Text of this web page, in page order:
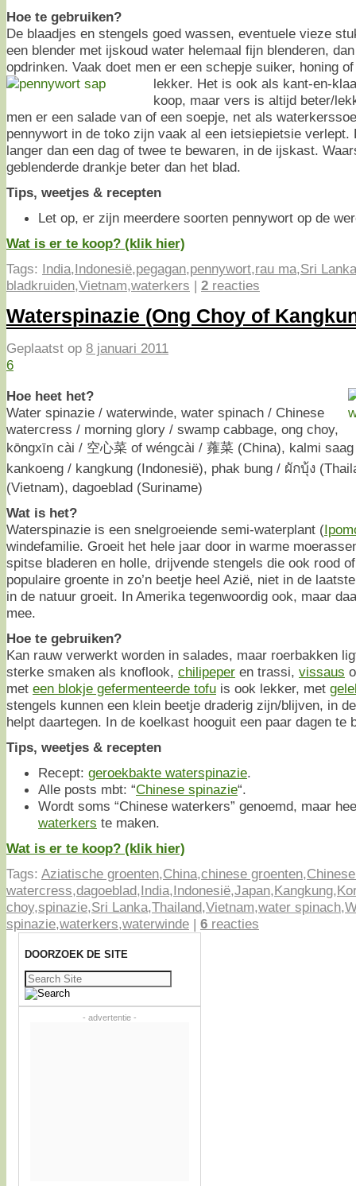
Hoe te gebruiken?
De blaadjes en stengels goed wassen, eventuele vieze
een blender met ijskoud water helemaal fijn blenderen,
opdrinken. Vaak doet men er een schepje suiker, honing
lekker. Het is ook als kant-en-
koop, maar vers is altijd beter/
men er een salade van of een soepje, net als
pennywort in de toko zijn vaak al een ietsiepietsie verlept.
langer dan een dag of twee te bewaren, in de ijskast.
geblenderde drankje beter dan het blad.
Tips, weetjes & recepten
Let op, er zijn meerdere soorten pennywort op de
Wat is er te koop? (klik hier)
Tags: India,Indonesië,pegagan,pennywort,rau ma,Sri Lanka
bladkruiden,Vietnam,waterkers | 2 reacties
Waterspinazie (Ong Choy of
Geplaatst op 8 januari 2011
6
Hoe heet het?
Water spinazie / waterwinde, water spinach / Chinese
watercress / morning glory / swamp cabbage, ong choy,
kōngxīn cài / 空心菜 of wéngcài / 蕹菜 (China), kalmi
kankoeng / kangkung (Indonesië), phak bung / ผักบุ้ง
(Vietnam), dagoeblad (Suriname)
Wat is het?
Waterspinazie is een snelgroeiende semi-waterplant (
windefamilie. Groeit het hele jaar door in warme
spitse bladeren en holle, drijvende stengels die ook rood
populaire groente in zo’n beetje heel Azië, niet in de
in de natuur groeit. In Amerika tegenwoordig ook, maar
mee.
Hoe te gebruiken?
Kan rauw verwerkt worden in salades, maar roerbakken
sterke smaken als knoflook, chilipeper en trassi, vissaus
met een blokje gefermenteerde tofu is ook lekker, met
stengels kunnen een klein beetje draderig zijn/blijven, in
helpt daartegen. In de koelkast hooguit een paar dagen te
Tips, weetjes & recepten
Recept: geroekbakte waterspinazie.
Alle posts mbt: “Chinese spinazie“.
Wordt soms “Chinese waterkers” genoemd, maar
waterkers te maken.
Wat is er te koop? (klik hier)
Tags: Aziatische groenten,China,chinese groenten,
watercress,dagoeblad,India,Indonesië,Japan,Kangkung,
choy,spinazie,Sri Lanka,Thailand,Vietnam,water spinach,
spinazie,waterkers,waterwinde | 6 reacties
DOORZOEK DE SITE
Zoeken
naar:
- advertentie -